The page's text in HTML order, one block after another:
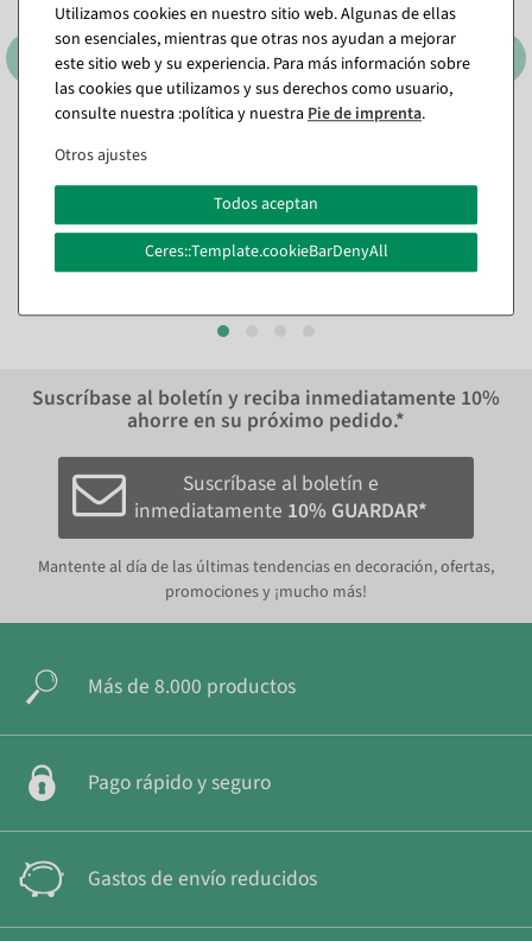
Disponible de inmediato
En diferentes versiones
de 4,16 €
3,50 EUR más IVA
Disponible de inmediato
4,16 €
2,98 €
2,50 EUR más IVA
Suscríbase al boletín y reciba inmediatamente 10%
ahorre en su próximo pedido.*
Suscríbase al boletín e
inmediatamente 10% GUARDAR*
Mantente al día de las últimas tendencias en decoración, ofertas,
promociones y ¡mucho más!
Más de 8.000 productos
Pago rápido y seguro
Gastos de envío reducidos
Utilizamos cookies en nuestro sitio web. Algunas de ellas
son esenciales, mientras que otras nos ayudan a mejorar
este sitio web y su experiencia. Para más información sobre
las cookies que utilizamos y sus derechos como usuario,
consulte nuestra :política y nuestra Pie de imprenta.
Otros ajustes
Todos aceptan
Ceres::Template.cookieBarDenyAll